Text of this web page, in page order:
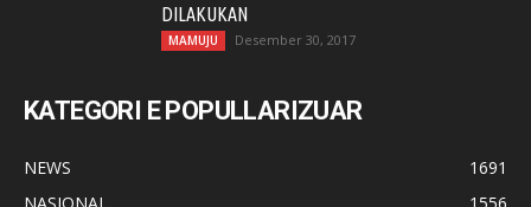
DILAKUKAN
MAMUJU Desember 30, 2017
KATEGORI E POPULLARIZUAR
NEWS
1691